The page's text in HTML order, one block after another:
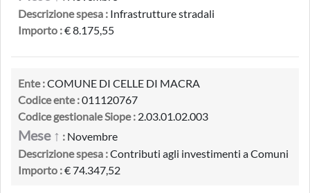
Descrizione spesa : Infrastrutture stradali
Importo :€ 8.175,55
Ente :COMUNE DI CELLE DI MACRA
Codice ente :011120767
Codice gestionale Siope : 2.03.01.02.003
Mese ↑ : Novembre
Descrizione spesa :Contributi agli investimenti a Comuni
Importo :€ 74.347,52